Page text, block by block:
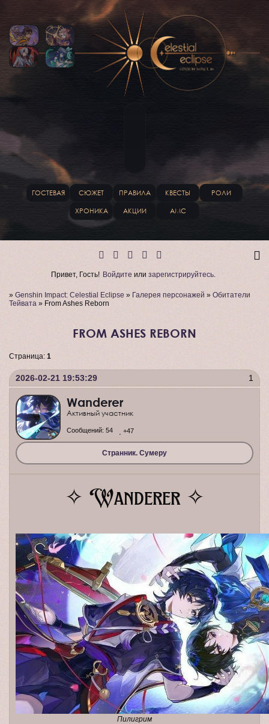
ГОСТЕВАЯ СЮЖЕТ ПРАВИЛА КВЕСТЫ РОЛИ
ХРОНИКА АКЦИИ АМС
Привет, Гость! Войдите или зарегистрируйтесь.
» Genshin Impact: Celestial Eclipse » Галерея персонажей » Обитатели
Тейвата » From Ashes Reborn
FROM ASHES REBORN
Страница: 1
1
2026-02-21 19:53:29
Wanderer
Активный участник
Странник. Сумеру
Сообщений: 54 +47
✧ Wanderer✧
Пилигрим